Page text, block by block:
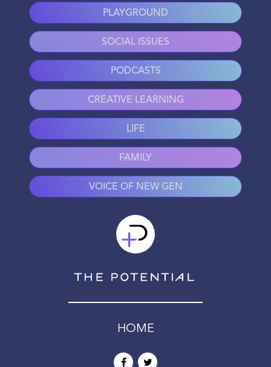
PLAYGROUND
SOCIAL ISSUES
PODCASTS
CREATIVE LEARNING
LIFE
FAMILY
VOICE OF NEW GEN
HOME